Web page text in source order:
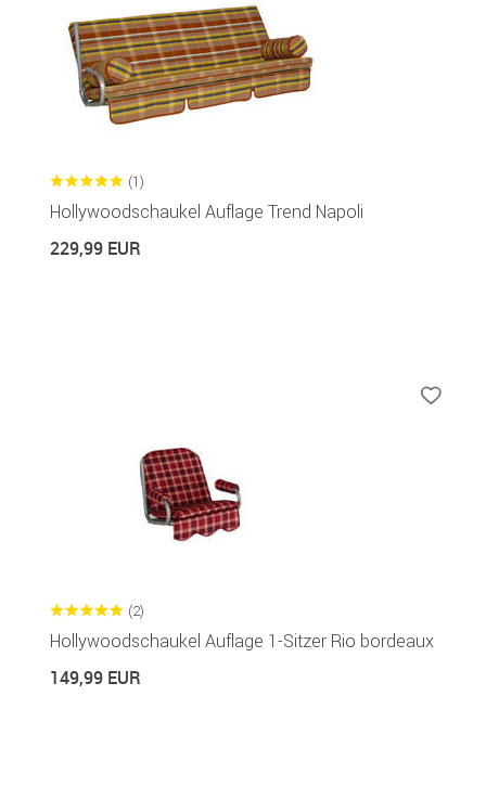
(1)
Hollywoodschaukel Auflage Trend Napoli
229,99 EUR
(2)
Hollywoodschaukel Auflage 1-Sitzer Rio bordeaux
149,99 EUR